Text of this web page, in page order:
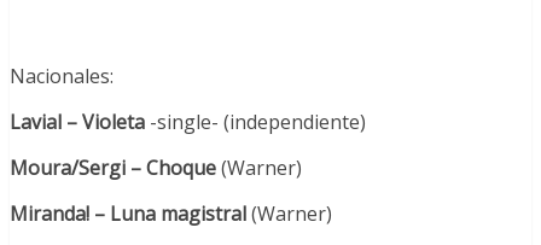
Nacionales:
Lavial – Violeta -single- (independiente)
Moura/Sergi – Choque(Warner)
Miranda! – Luna magistral(Warner)